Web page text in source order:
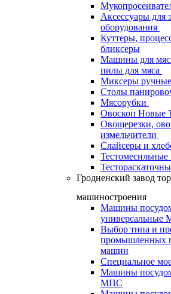
Аксессуары для
оборудования
Куттеры,
бликсеры
Машины для
пилы для мяса
Миксеры ручные
Столы
Мясорубки
Овоскоп Новые
Овощерезки,
измельчители
Слайсеры и
Гродненский завод
машиностроения
Машины
Выбор типа и
промышленных
машин
Специальное
Машины
МПС